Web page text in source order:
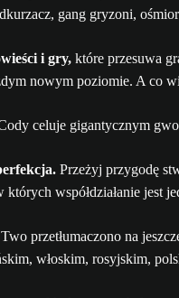
gang gryzoni,
i gry, które przesuwa
nowym poziomie. A co
Przeżyj przygodę
współdziałanie jest
przetłumaczono na
włoskim, rosyjskim,